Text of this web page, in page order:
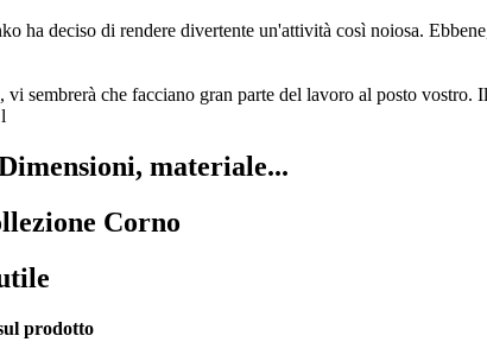
ha deciso di rendere divertente un'attività così noiosa.
, vi sembrerà che facciano gran parte del lavoro al posto
materiale...
Corno
prodotto